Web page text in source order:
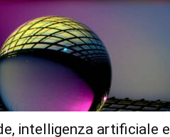
intelligenza artificiale e